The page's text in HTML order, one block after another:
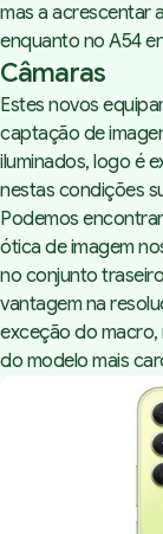
mas a acrescentar
enquanto no A54
Câmaras
Estes novos
captação de
iluminados, logo é
nestas condições
Podemos
ótica de imagem
no conjunto
vantagem na
exceção do
do modelo mais